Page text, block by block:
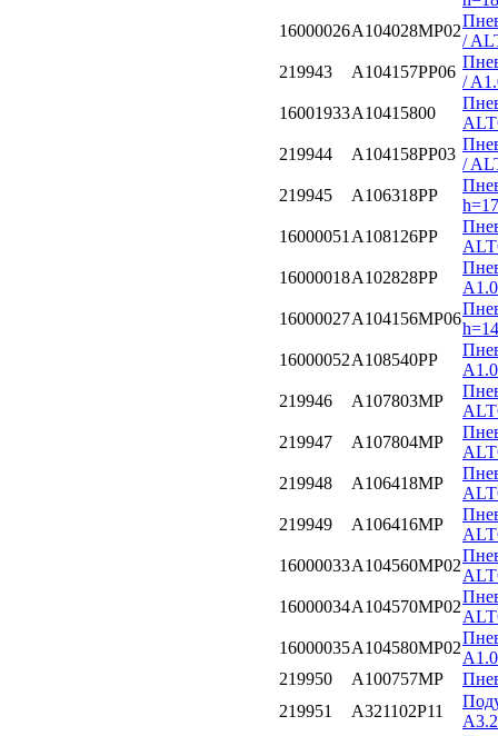
16000026A104028MP02
/
219943
A104157PP06
/
16001933A10415800
219944
A104158PP03
/
219945
A106318PP
16000051 A108126PP
16000018A102828PP
16000027A104156MP06
16000052A108540PP
219946
A107803MP
219947
A107804MP
219948
A106418MP
219949
A106416MP
16000033A104560MP02
16000034A104570MP02
16000035A104580MP02
219950
A100757MP
219951
A321102P11